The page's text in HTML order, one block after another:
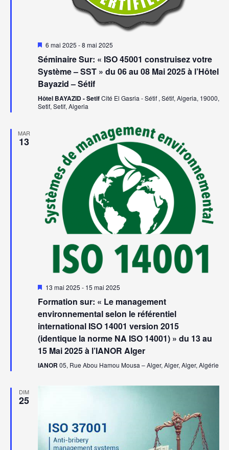
Mis
avant
6 mai 2025 -8 mai 2025
Séminaire Sur: « ISO 45001 construisez votre
Système – SST » du 06 au 08 Mai 2025 à l’Hôtel
Bayazid – Sétif
Hôtel BAYAZID - SetifCité El Gasria - Sétif , Sétif, Algeria, 19000,
Setif, Setif, Algeria
MAR
13
Mis
avant
13 mai 2025 - 15 mai 2025
Formation sur: « Le management
environnemental selon le référentiel
international ISO 14001 version 2015
(identique la norme NA ISO 14001) » du 13 au
15 Mai 2025 à l’IANOR Alger
IANOR 05, Rue Abou Hamou Mousa – Alger, Alger, Alger, Algérie
DIM
25